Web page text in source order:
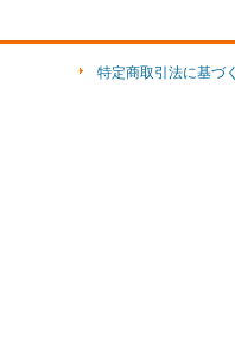
特定商取引法に基づ